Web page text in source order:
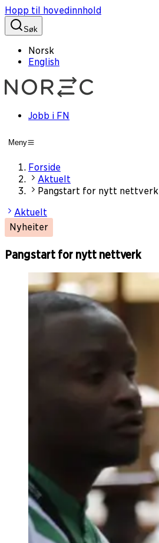
Hopp til hovedinnhold
Søk
Norsk
English
Jobb i FN
Meny
Forside
Aktuelt
Pangstart for nytt nettverk
Aktuelt
Nyheiter
Pangstart for nytt nettverk